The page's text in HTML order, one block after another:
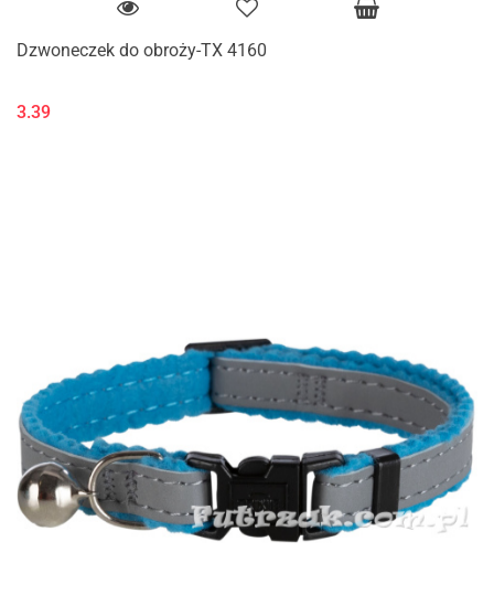
Dzwoneczek do obroży-TX 4160
3.39